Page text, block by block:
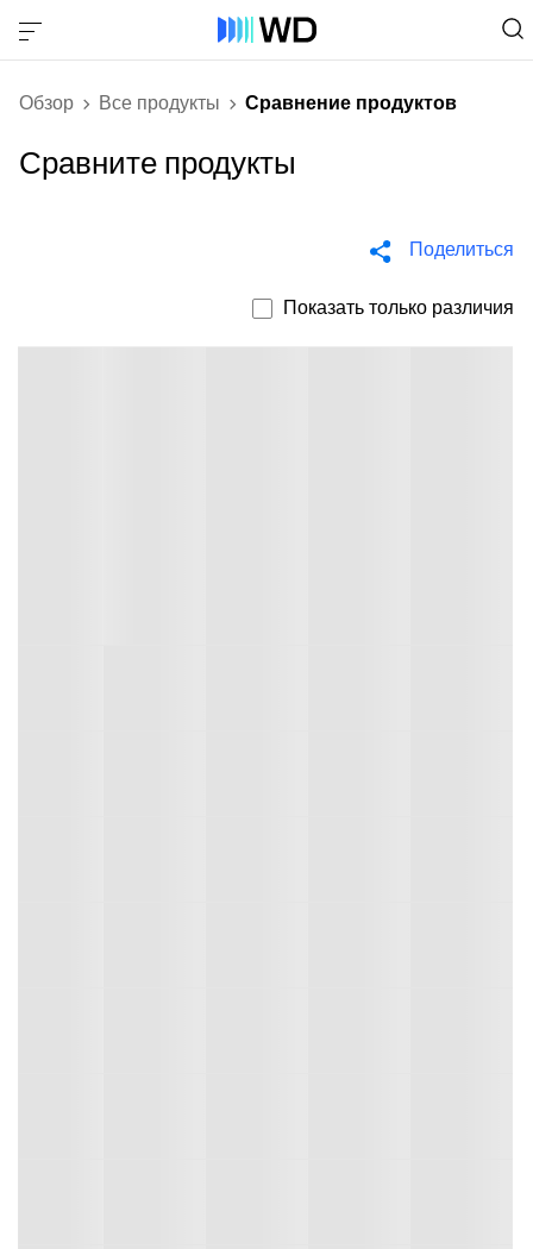
Обзор Все продукты Сравнение продуктов
Сравните продукты
Поделиться
Показать только различия